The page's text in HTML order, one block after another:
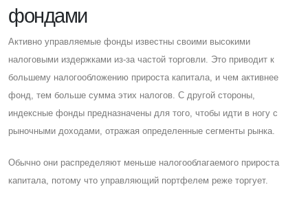
фондами
Активно управляемые фонды известны своими высокими
налоговыми издержками из-за частой торговли. Это приводит к
большему налогообложению прироста капитала, и чем активнее
фонд, тем больше сумма этих налогов. C другой стороны,
индексные фонды предназначены для того, чтобы идти в ногу с
рыночными доходами, отражая определенные сегменты рынка.
Обычно они распределяют меньше налогооблагаемого прироста
капитала, потому что управляющий портфелем реже торгует.